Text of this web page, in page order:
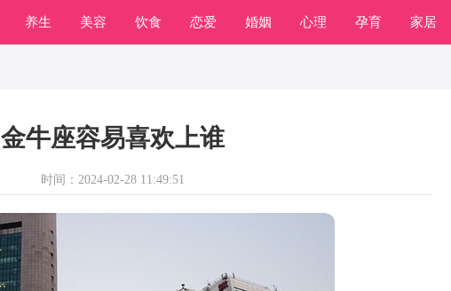
养生 美容 饮食 恋爱 婚姻 心理 孕育 家居
金牛座容易喜欢上谁
时间：2024-02-28 11:49:51